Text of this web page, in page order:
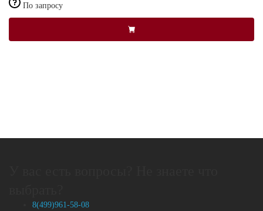
По запросу
8(499)961-58-08